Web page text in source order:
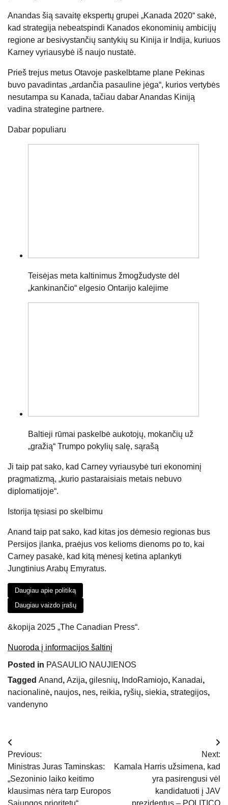
Anandas šią savaitę ekspertų grupei „Kanada 2020“ sakė,
kad strategija nebeatspindi Kanados ekonominių ambicijų
regione ar besivystančių santykių su Kinija ir Indija, kuriuos
Karney vyriausybė iš naujo nustatė.
Prieš trejus metus Otavoje paskelbtame plane Pekinas
buvo pavadintas „ardančia pasauline jėga“, kurios vertybės
nesutampa su Kanada, tačiau dabar Anandas Kiniją
vadina strategine partnere.
Dabar populiaru
Teisėjas meta kaltinimus žmogžudyste dėl
„kankinančio“ elgesio Ontarijo kalėjime
Baltieji rūmai paskelbė aukotojų, mokančių už
„gražią“ Trumpo pokylių salę, sąrašą
Ji taip pat sako, kad Carney vyriausybė turi ekonominį
pragmatizmą, „kurio pastaraisiais metais nebuvo
diplomatijoje“.
Istorija tęsiasi po skelbimu
Anand taip pat sako, kad kitas jos dėmesio regionas bus
Persijos įlanka, praėjus vos kelioms dienoms po to, kai
Carney pasakė, kad kitą mėnesį ketina aplankyti
Jungtinius Arabų Emyratus.
Daugiau apie politiką
Daugiau vaizdo įrašų
&kopija 2025 „The Canadian Press“.
Nuoroda į informacijos šaltinį
Posted in PASAULIO NAUJIENOS
Tagged Anand, Azija, gilesnių, IndoRamiojo, Kanadai,
nacionalinė, naujos, nes, reikia, ryšių, siekia, strategijos,
vandenyno
Navigacija
tarp
įrašų
Previous:
Ministras Juras Taminskas:
„Sezoninio laiko keitimo
klausimas nėra tarp Europos
Sąjungos prioritetųׅ“
Next:
Kamala Harris užsimena, kad
yra pasirengusi vėl
kandidatuoti į JAV
prezidentus – POLITICO